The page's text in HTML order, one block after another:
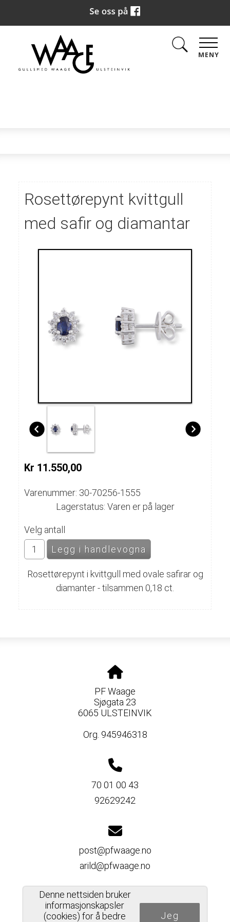
MENY
Rosettørepynt kvittgull
med safir og diamantar
Kr 11.550,00
Varenummer: 30-70256-1555
Lagerstatus: Varen er på lager
Velg antall
Rosettørepynt i kvittgull med ovale safirar og
diamanter - tilsammen 0,18 ct.
PF Waage
Sjøgata 23
6065 ULSTEINVIK
Org. 945946318
70 01 00 43
92629242
post@pfwaage.no
arild@pfwaage.no
Del nettside
Denne nettsiden bruker
informasjonskapsler
(cookies) for å bedre
Jeg